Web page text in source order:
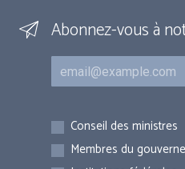
Abonnez-vous à
Courriel
Inscriptions
Conseil des ministres
Membres du